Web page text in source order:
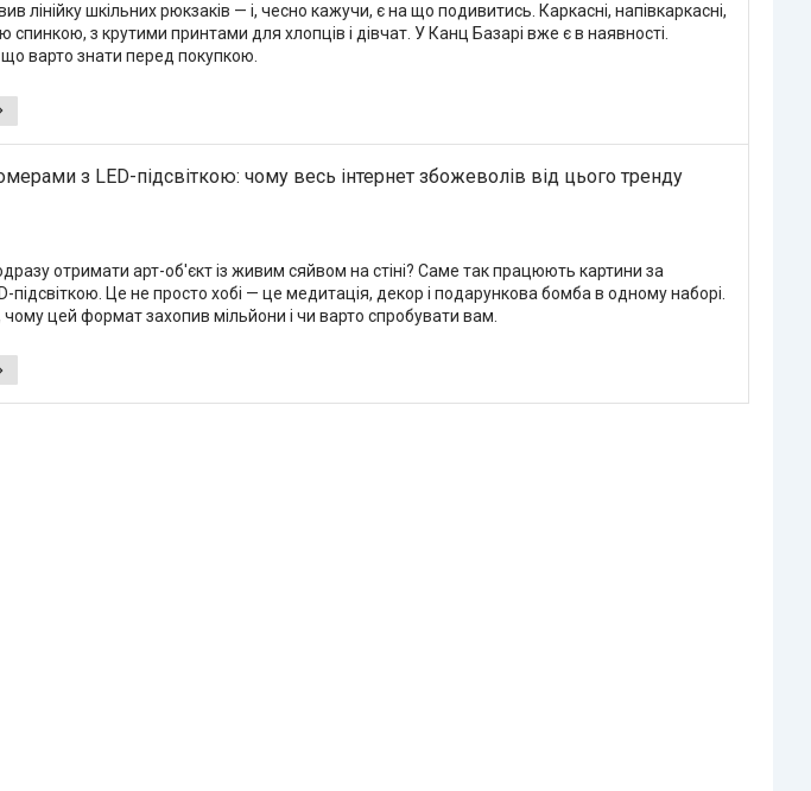
лінійку шкільних рюкзаків — і, чесно кажучи, є на що подивитись. Каркасні, напівкаркасні,
спинкою, з крутими принтами для хлопців і дівчат. У Канц Базарі вже є в наявності.
варто знати перед покупкою.
з LED-підсвіткою: чому весь інтернет збожеволів від цього тренду
отримати арт-об'єкт із живим сяйвом на стіні? Саме так працюють картини за
підсвіткою. Це не просто хобі — це медитація, декор і подарункова бомба в одному наборі.
цей формат захопив мільйони і чи варто спробувати вам.